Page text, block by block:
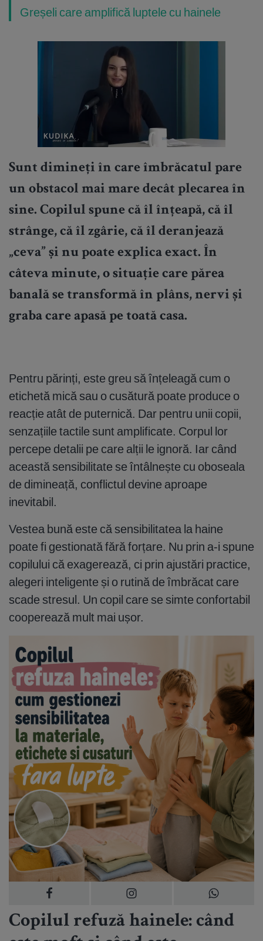
Greșeli care amplifică luptele cu hainele
Sunt dimineți în care îmbrăcatul pare
un obstacol mai mare decât plecarea în
sine. Copilul spune că îl înțeapă, că îl
strânge, că îl zgârie, că îl deranjează
„ceva” și nu poate explica exact. În
câteva minute, o situație care părea
banală se transformă în plâns, nervi și
graba care apasă pe toată casa.
Pentru părinți, este greu să înțeleagă cum o
etichetă mică sau o cusătură poate produce o
reacție atât de puternică. Dar pentru unii copii,
senzațiile tactile sunt amplificate. Corpul lor
percepe detalii pe care alții le ignoră. Iar când
această sensibilitate se întâlnește cu oboseala
de dimineață, conflictul devine aproape
inevitabil.
Vestea bună este că sensibilitatea la haine
poate fi gestionată fără forțare. Nu prin a-i spune
copilului că exagerează, ci prin ajustări practice,
alegeri inteligente și o rutină de îmbrăcat care
scade stresul. Un copil care se simte confortabil
cooperează mult mai ușor.
Copilul refuză hainele: când